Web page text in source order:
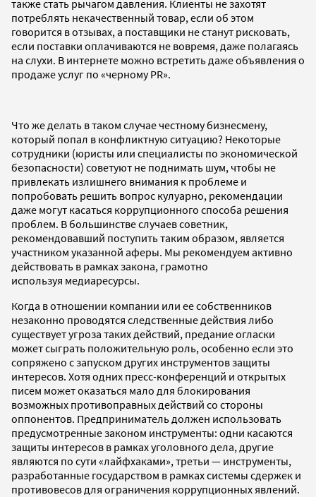
также стать рычагом давления. Клиенты не захотят
потреблять некачественный товар, если об этом
говорится в отзывах, а поставщики не станут рисковать,
если поставки оплачиваются не вовремя, даже полагаясь
на слухи. В интернете можно встретить даже объявления о
продаже услуг по «черному PR».
Что же делать в таком случае честному бизнесмену,
который попал в конфликтную ситуацию? Некоторые
сотрудники (юристы или специалисты по экономической
безопасности) советуют не поднимать шум, чтобы не
привлекать излишнего внимания к проблеме и
попробовать решить вопрос кулуарно, рекомендации
даже могут касаться коррупционного способа решения
проблем. В большинстве случаев советник,
рекомендовавший поступить таким образом, является
участником указанной аферы. Мы рекомендуем активно
действовать в рамках закона, грамотно
используя медиаресурсы.
Когда в отношении компании или ее собственников
незаконно проводятся следственные действия либо
существует угроза таких действий, предание огласки
может сыграть положительную роль, особенно если это
сопряжено с запуском других инструментов защиты
интересов. Хотя одних пресс-конференций и открытых
писем может оказаться мало для блокирования
возможных противоправных действий со стороны
оппонентов. Предприниматель должен использовать
предусмотренные законом инструменты: одни касаются
защиты интересов в рамках уголовного дела, другие
являются по сути «лайфхаками», третьи — инструменты,
разработанные государством в рамках системы сдержек и
противовесов для ограничения коррупционных явлений.